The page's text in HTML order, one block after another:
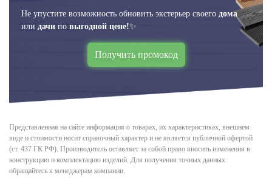
Не упустите возможность обновить экстерьер своего дома
или дачи по выгодной цене!✨
Получить промокод
Представленная на сайте информация о товарах, их характеристиках, внешнем
виде и стоимости носит справочный характер и не является публичной офертой
(ст. 437 ГК РФ). Производитель оставляет за собой право вносить изменения в
конструкцию и комплектацию изделий. Для получения точных данных
обращайтесь к менеджерам компании.